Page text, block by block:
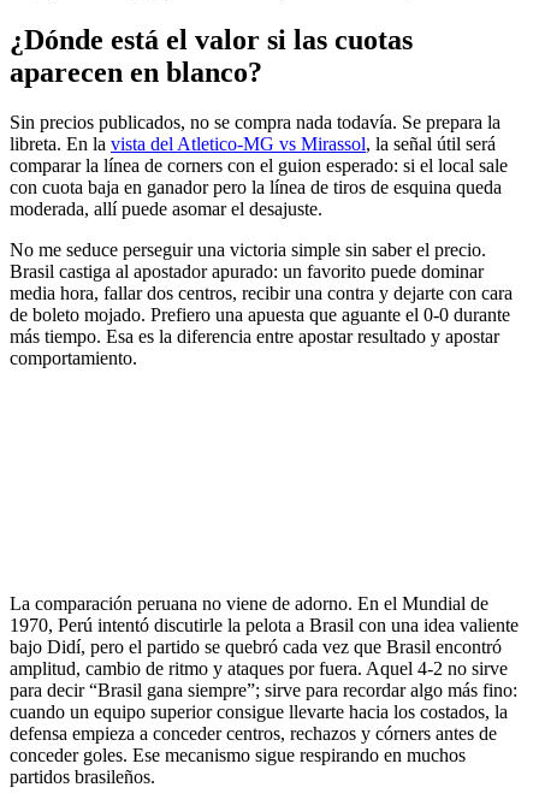
¿Dónde está el valor si las cuotas
aparecen en blanco?
Sin precios publicados, no se compra nada todavía. Se prepara la
libreta. En la vista del Atletico-MG vs Mirassol, la señal útil será
comparar la línea de corners con el guion esperado: si el local sale
con cuota baja en ganador pero la línea de tiros de esquina queda
moderada, allí puede asomar el desajuste.
No me seduce perseguir una victoria simple sin saber el precio.
Brasil castiga al apostador apurado: un favorito puede dominar
media hora, fallar dos centros, recibir una contra y dejarte con cara
de boleto mojado. Prefiero una apuesta que aguante el 0-0 durante
más tiempo. Esa es la diferencia entre apostar resultado y apostar
comportamiento.
La comparación peruana no viene de adorno. En el Mundial de
1970, Perú intentó discutirle la pelota a Brasil con una idea valiente
bajo Didí, pero el partido se quebró cada vez que Brasil encontró
amplitud, cambio de ritmo y ataques por fuera. Aquel 4-2 no sirve
para decir “Brasil gana siempre”; sirve para recordar algo más fino:
cuando un equipo superior consigue llevarte hacia los costados, la
defensa empieza a conceder centros, rechazos y córners antes de
conceder goles. Ese mecanismo sigue respirando en muchos
partidos brasileños.